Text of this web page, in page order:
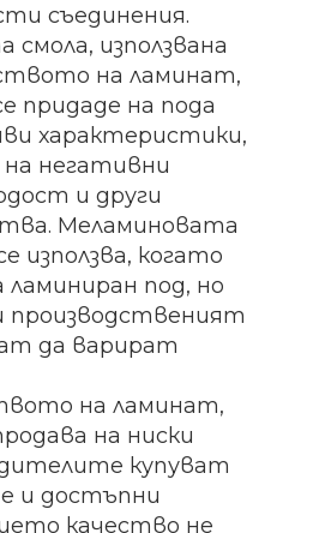
съединения.
използвана
на ламинат,
придаде на пода
характеристики,
негативни
и други
Меламиновата
използва, когато
ламиниран под, но
производственият
да варират
на ламинат,
на ниски
купуват
и достъпни
качество не